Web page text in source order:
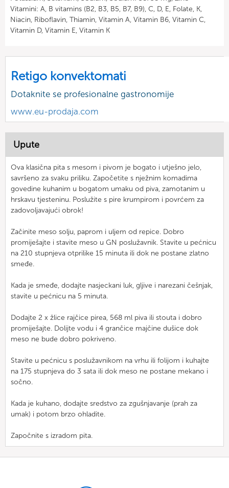
Vitamini: A, B vitamins (B2, B3, B5, B7, B9), C, D, E, Folate, K,
Niacin, Riboflavin, Thiamin, Vitamin A, Vitamin B6, Vitamin C,
Vitamin D, Vitamin E, Vitamin K
Retigo konvektomati
Dotaknite se profesionalne gastronomije
www.eu-prodaja.com
Upute
Ova klasična pita s mesom i pivom je bogato i utješno jelo,
savršeno za svaku priliku. Započetite s nježnim komadima
govedine kuhanim u bogatom umaku od piva, zamotanim u
hrskavu tjesteninu. Poslužite s pire krumpirom i povrćem za
zadovoljavajući obrok!
Začinite meso solju, paprom i uljem od repice. Dobro
promiješajte i stavite meso u GN poslužavnik. Stavite u pećnicu
na 210 stupnjeva otprilike 15 minuta ili dok ne postane zlatno
smeđe.
Kada je smeđe, dodajte nasjeckani luk, gljive i narezani češnjak,
stavite u pećnicu na 5 minuta.
Dodajte 2 x žlice rajčice pirea, 568 ml piva ili stouta i dobro
promiješajte. Dolijte vodu i 4 grančice majčine dušice dok
meso ne bude dobro pokriveno.
Stavite u pećnicu s poslužavnikom na vrhu ili folijom i kuhajte
na 175 stupnjeva do 3 sata ili dok meso ne postane mekano i
sočno.
Kada je kuhano, dodajte sredstvo za zgušnjavanje (prah za
umak) i potom brzo ohladite.
Započnite s izradom pita.